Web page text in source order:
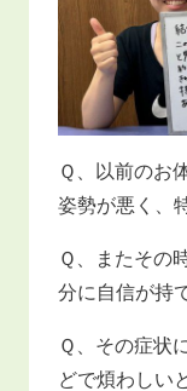
Ｑ、以前のお
姿勢が悪く、
Ｑ、またその
分に自信が持
Ｑ、その症状
どで煩わしい